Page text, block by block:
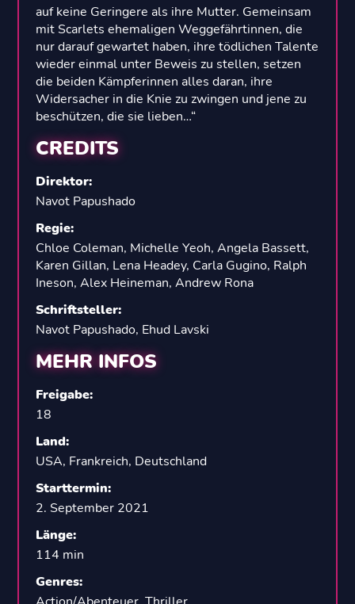
auf keine Geringere als ihre Mutter. Gemeinsam
mit Scarlets ehemaligen Weggefährtinnen, die
nur darauf gewartet haben, ihre tödlichen Talente
wieder einmal unter Beweis zu stellen, setzen
die beiden Kämpferinnen alles daran, ihre
Widersacher in die Knie zu zwingen und jene zu
beschützen, die sie lieben…“
CREDITS
Direktor:
Navot Papushado
Regie:
Chloe Coleman, Michelle Yeoh, Angela Bassett,
Karen Gillan, Lena Headey, Carla Gugino, Ralph
Ineson, Alex Heineman, Andrew Rona
Schriftsteller:
Navot Papushado, Ehud Lavski
MEHR INFOS
Freigabe:
18
Land:
USA, Frankreich, Deutschland
Starttermin:
2. September 2021
Länge:
114 min
Genres: